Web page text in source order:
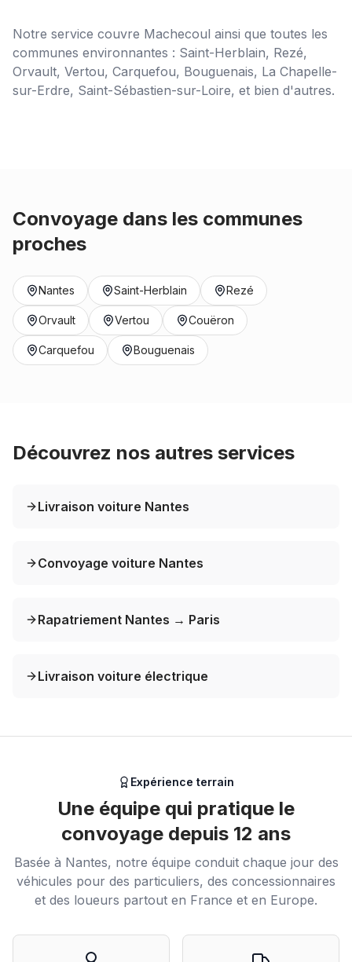
Notre service couvre Machecoul ainsi que toutes les
communes environnantes : Saint-Herblain, Rezé,
Orvault, Vertou, Carquefou, Bouguenais, La Chapelle-
sur-Erdre, Saint-Sébastien-sur-Loire, et bien d'autres.
Convoyage dans les communes
proches
Nantes Saint-Herblain Rezé
Orvault Vertou Couëron
Carquefou Bouguenais
Découvrez nos autres services
Livraison voiture Nantes
Convoyage voiture Nantes
Rapatriement Nantes → Paris
Livraison voiture électrique
Expérience terrain
Une équipe qui pratique le
convoyage depuis 12 ans
Basée à Nantes, notre équipe conduit chaque jour des
véhicules pour des particuliers, des concessionnaires
et des loueurs partout en France et en Europe.